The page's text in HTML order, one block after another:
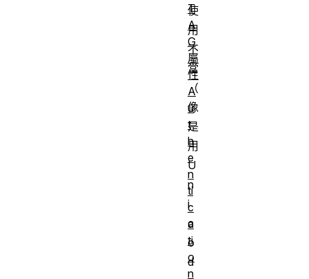
使
用
不
當
（
像
是
用
U
n
i
c
o
d
T
A
G
屬
性
A
u
t
h
e
n
ti
c
a
ti
o
n